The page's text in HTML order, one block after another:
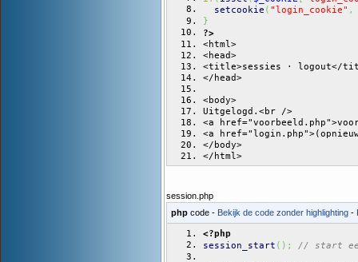
setcookie ( "login_cookie" ,
}
?>
<html>
<head>
<title>sessies · logout</
</head>
<body>
Uitgelogd.<br />
<a
<a
</body>
</html>
session.php
php code - Bekijk de code zonder highlighting -
<?php
session_start ( ) ; // start